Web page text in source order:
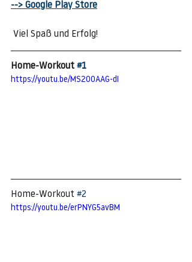
--> Google Play Store
Viel Spaß und Erfolg!
Home-Workout #1
https://youtu.be/MS2OOAAG-dI
Home-Workout #2
https://youtu.be/erPNYG5avBM